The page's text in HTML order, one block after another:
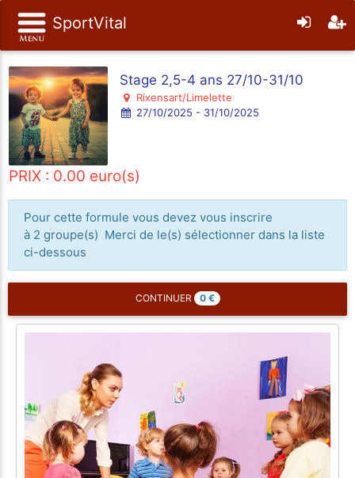
SportVital
Stage 2,5-4 ans 27/10-31/10
Rixensart/Limelette
27/10/2025 - 31/10/2025
PRIX : 0.00 euro(s)
Pour cette formule vous devez vous inscrire
à 2 groupe(s) Merci de le(s) sélectionner dans la liste
ci-dessous
CONTINUER 0 €